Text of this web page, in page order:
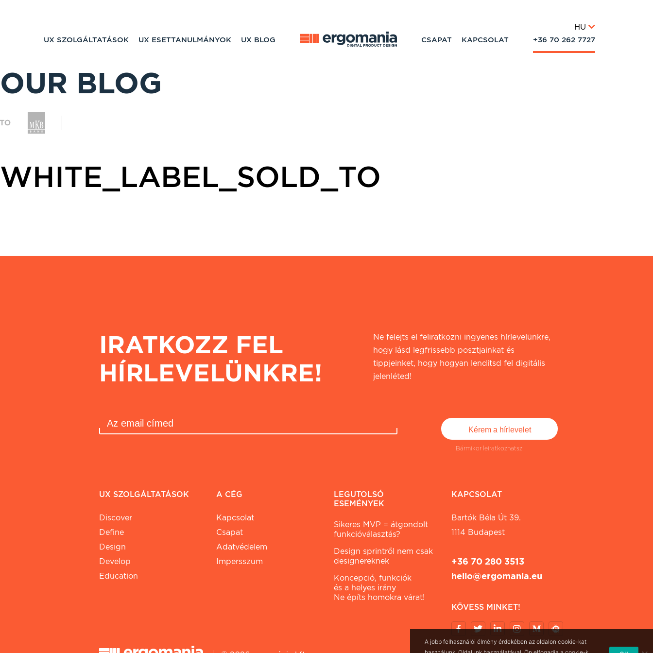
UX SZOLGÁLTATÁSOK UX ESETTANULMÁNYOK UX BLOG
HU
CSAPAT KAPCSOLAT +36 70 262 7727
OUR BLOG
WHITE_LABEL_SOLD_TO
IRATKOZZ FEL
HÍRLEVELÜNKRE!
Ne felejts el feliratkozni ingyenes hírlevelünkre,
hogy lásd legfrissebb posztjainkat és
tippjeinket, hogy hogyan lendítsd fel digitális
jelenléted!
Bármikor leiratkozhatsz
UX SZOLGÁLTATÁSOK
Discover
Define
Design
Develop
Education
A CÉG
Kapcsolat
Csapat
Adatvédelem
Impersszum
LEGUTOLSÓ
ESEMÉNYEK
Sikeres MVP = átgondolt
funkcióválasztás?
Design sprintről nem csak
designereknek
Koncepció, funkciók
és a helyes irány
Ne építs homokra várat!
KAPCSOLAT
Bartók Béla Út 39.
1114 Budapest
+36 70 280 3513
hello@ergomania.eu
KÖVESS MINKET!
A jobb felhasználói élmény érdekében az oldalon cookie-kat